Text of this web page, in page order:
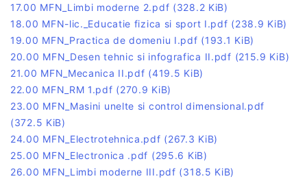
17.00 MFN_Limbi moderne 2.pdf (328.2 KiB)
18.00 MFN-lic._Educatie fizica si sport I.pdf (238.9 KiB)
19.00 MFN_Practica de domeniu I.pdf (193.1 KiB)
20.00 MFN_Desen tehnic si infografica II.pdf (215.9 KiB)
21.00 MFN_Mecanica II.pdf (419.5 KiB)
22.00 MFN_RM 1.pdf (270.9 KiB)
23.00 MFN_Masini unelte si control dimensional.pdf
(372.5 KiB)
24.00 MFN_Electrotehnica.pdf (267.3 KiB)
25.00 MFN_Electronica .pdf (295.6 KiB)
26.00 MFN_Limbi moderne III.pdf (318.5 KiB)